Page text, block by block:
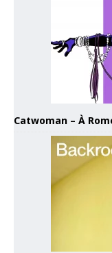
Catwoman – À